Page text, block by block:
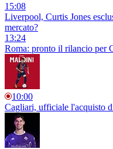
15:08
Liverpool, Curtis Jones
mercato?
13:24
Roma: pronto il rilancio per
10:00
Cagliari, ufficiale l'acquisto